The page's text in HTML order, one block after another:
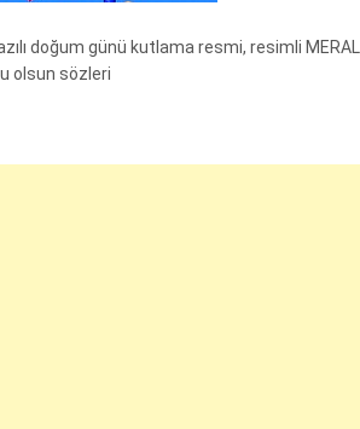
doğum günü kutlama resmi, resimli MERAL
olsun sözleri